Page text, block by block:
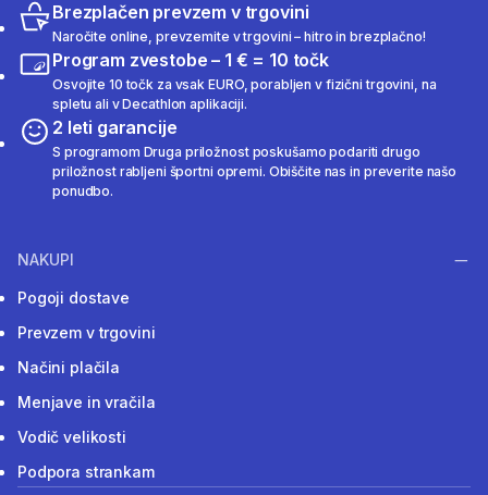
Brezplačen prevzem v trgovini
Naročite online, prevzemite v trgovini – hitro in brezplačno!
Program zvestobe – 1 € = 10 točk
Osvojite 10 točk za vsak EURO, porabljen v fizični trgovini, na
spletu ali v Decathlon aplikaciji.
2 leti garancije
S programom Druga priložnost poskušamo podariti drugo
priložnost rabljeni športni opremi. Obiščite nas in preverite našo
ponudbo.
NAKUPI
Pogoji dostave
Prevzem v trgovini
Načini plačila
Menjave in vračila
Vodič velikosti
Podpora strankam